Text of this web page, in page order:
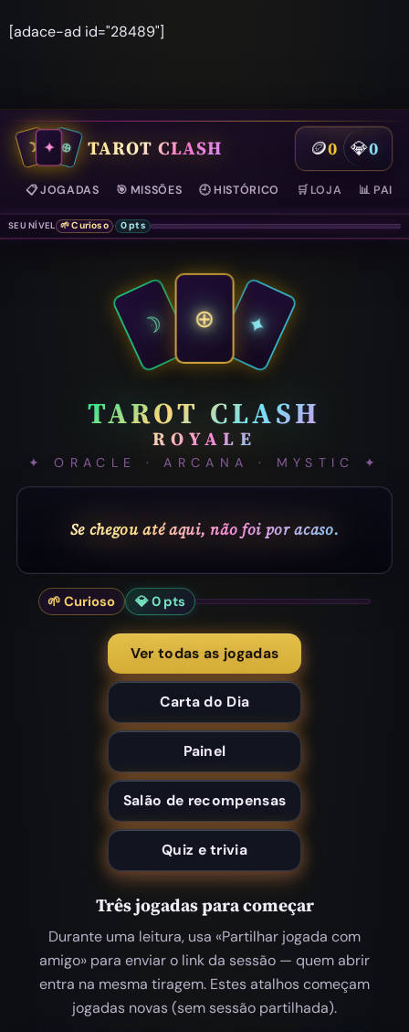
[adace-ad id="28489"]
☽ ✦ ⊕ TAROT CLASH
📋JOGADAS 🎯 MISSÕES 🕘 HISTÓRICO 🛒 LOJA 📊
🪙0 💎0
SEU NÍVEL 🌱 Curioso · 0 pts
☽ ⊕ ✦
TAROT CLASH
ROYALE
✦ ORACLE · ARCANA · MYSTIC ✦
Os
🌱 Curioso 💎0 pts
Ver todas as jogadas
Carta do Dia
Painel
Salão de recompensas
Quiz e trivia
Três jogadas para começar
Durante uma leitura, usa «Partilhar jogada com
amigo» para enviar o link da sessão — quem abrir
entra na mesma tiragem. Estes atalhos começam
jogadas novas (sem sessão partilhada).